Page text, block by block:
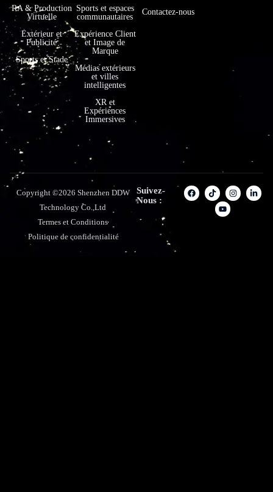
RA & Production
Virtuelle
Extérieur et
Publicité
Sports et Stade
Sports et espaces
communautaires
Expérience Client
et Image de
Marque
Médias extérieurs
et villes
intelligentes
XR et
Expériences
Immersives
Contactez-nous
Copyright ©2026 Shenzhen DDW
Technology Co.,Ltd
Termes et Conditions
Politique de confidentialité
Suivez-
Nous :